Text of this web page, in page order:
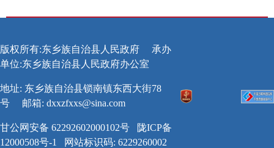
版权所有:东乡族自治县人民政府
承办
单位:东乡族自治县人民政府办公室
地址: 东乡族自治县锁南镇东西大街78
号
邮箱: dxxzfxxs@sina.com
甘公网安备 62292602000102号
陇ICP备
12000508号-1
网站标识码: 6229260002